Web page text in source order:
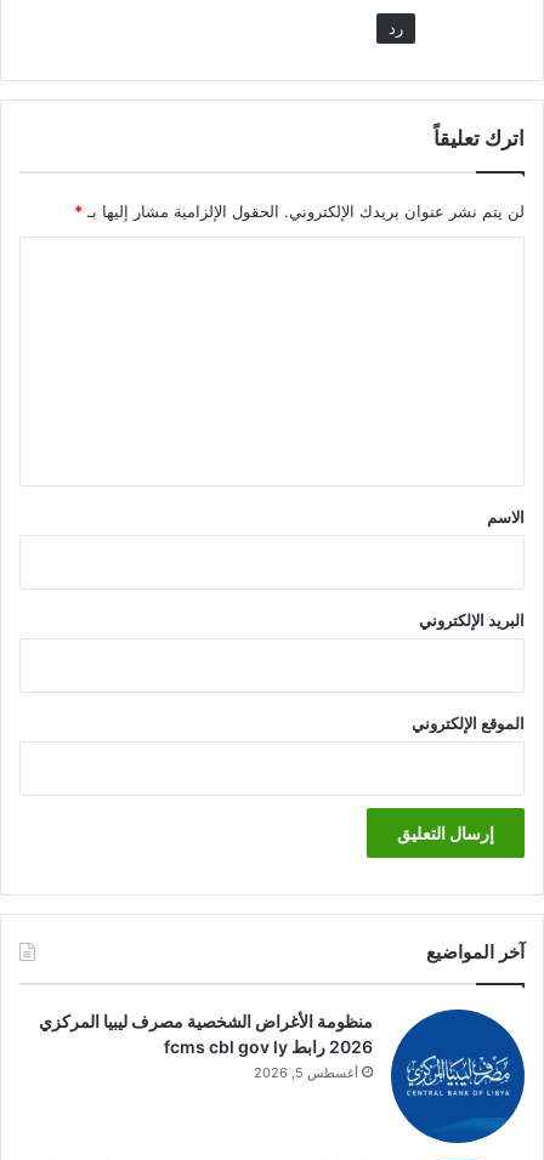
رد
اترك تعليقاً
لن يتم نشر عنوان بريدك الإلكتروني. الحقول الإلزامية مشار إليها بـ*
*
الاسم
البريد الإلكتروني
الموقع الإلكتروني
آخر المواضيع
منظومة الأغراض الشخصية مصرف ليبيا المركزي
2026 رابط fcms cbl gov ly
أغسطس 5, 2026